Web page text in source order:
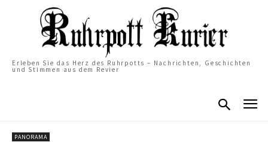
Erleben Sie das Herz des Ruhrpotts – Nachrichten, Geschichten
und Stimmen aus dem Revier
PANORAMA